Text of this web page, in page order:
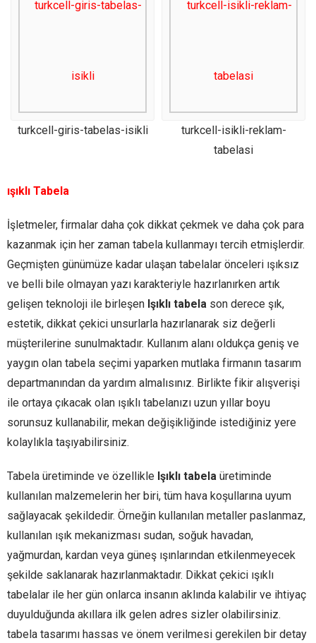
turkcell-giris-tabelas-isikli
turkcell-isikli-reklam-
tabelasi
ışıklı Tabela
İşletmeler, firmalar daha çok dikkat çekmek ve daha çok para
kazanmak için her zaman tabela kullanmayı tercih etmişlerdir.
Geçmişten günümüze kadar ulaşan tabelalar önceleri ışıksız
ve belli bile olmayan yazı karakteriyle hazırlanırken artık
gelişen teknoloji ile birleşen Işıklı tabela son derece şık,
estetik, dikkat çekici unsurlarla hazırlanarak siz değerli
müşterilerine sunulmaktadır. Kullanım alanı oldukça geniş ve
yaygın olan tabela seçimi yaparken mutlaka firmanın tasarım
departmanından da yardım almalısınız. Birlikte fikir alışverişi
ile ortaya çıkacak olan ışıklı tabelanızı uzun yıllar boyu
sorunsuz kullanabilir, mekan değişikliğinde istediğiniz yere
kolaylıkla taşıyabilirsiniz.
Tabela üretiminde ve özellikle Işıklı tabela üretiminde
kullanılan malzemelerin her biri, tüm hava koşullarına uyum
sağlayacak şekildedir. Örneğin kullanılan metaller paslanmaz,
kullanılan ışık mekanizması sudan, soğuk havadan,
yağmurdan, kardan veya güneş ışınlarından etkilenmeyecek
şekilde saklanarak hazırlanmaktadır. Dikkat çekici ışıklı
tabelalar ile her gün onlarca insanın aklında kalabilir ve ihtiyaç
duyulduğunda akıllara ilk gelen adres sizler olabilirsiniz.
tabela tasarımı hassas ve önem verilmesi gerekilen bir detay